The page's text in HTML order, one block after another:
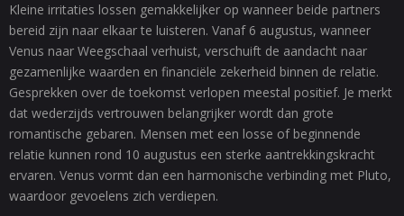
Kleine irritaties lossen gemakkelijker op wanneer beide partners
bereid zijn naar elkaar te luisteren. Vanaf 6 augustus, wanneer
Venus naar Weegschaal verhuist, verschuift de aandacht naar
gezamenlijke waarden en financiële zekerheid binnen de relatie.
Gesprekken over de toekomst verlopen meestal positief. Je merkt
dat wederzijds vertrouwen belangrijker wordt dan grote
romantische gebaren. Mensen met een losse of beginnende
relatie kunnen rond 10 augustus een sterke aantrekkingskracht
ervaren. Venus vormt dan een harmonische verbinding met Pluto,
waardoor gevoelens zich verdiepen.